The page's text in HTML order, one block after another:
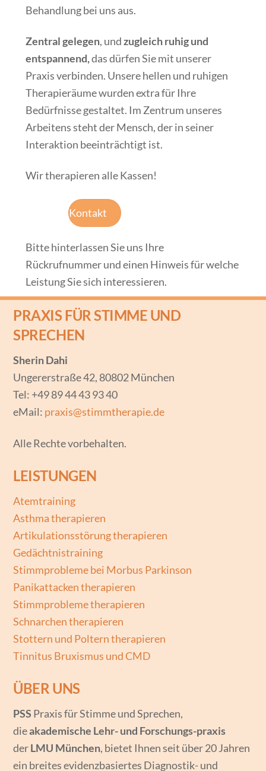
Behandlung bei uns aus.
Zentral gelegen, undzugleich ruhig und
entspannend,das dürfen Sie mit unserer
Praxis verbinden. Unsere hellen und ruhigen
Therapieräume wurden extra für Ihre
Bedürfnisse gestaltet. Im Zentrum unseres
Arbeitens steht der Mensch, der in seiner
Interaktion beeinträchtigt ist.
Wir therapieren alle Kassen!
Kontakt
Bitte hinterlassen Sie uns Ihre
Rückrufnummer und einen Hinweis für welche
Leistung Sie sich interessieren.
PRAXIS FÜR STIMME UND
SPRECHEN
Sherin Dahi
Ungererstraße 42, 80802 München
Tel: +49 89 44 43 93 40
eMail: praxis@stimmtherapie.de
Alle Rechte vorbehalten.
LEISTUNGEN
Atemtraining
Asthma therapieren
Artikulationsstörung therapieren
Gedächtnistraining
Stimmprobleme bei Morbus Parkinson
Panikattacken therapieren
Stimmprobleme therapieren
Schnarchen therapieren
Stottern und Poltern therapieren
Tinnitus Bruxismus und CMD
ÜBER UNS
PSS Praxis für Stimme und Sprechen,
dieakademische Lehr- und Forschungs-praxis
derLMU München, bietet Ihnen seit über 20 Jahren
ein breites evidenzbasiertes Diagnostik- und